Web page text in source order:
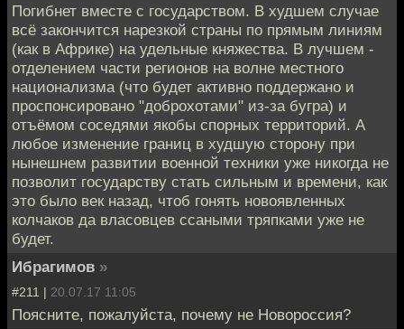
Погибнет вместе с государством. В худшем случае
всё закончится нарезкой страны по прямым линиям
(как в Африке) на удельные княжества. В лучшем -
отделением части регионов на волне местного
национализма (что будет активно поддержано и
проспонсировано "доброхотами" из-за бугра) и
отъёмом соседями якобы спорных территорий. А
любое изменение границ в худшую сторону при
нынешнем развитии военной техники уже никогда не
позволит государству стать сильным и времени, как
это было век назад, чтоб гонять новоявленных
колчаков да власовцев ссаными тряпками уже не
будет.
Ибрагимов »
#211 | 20.07.17 11:05
Поясните, пожалуйста, почему не Новороссия?